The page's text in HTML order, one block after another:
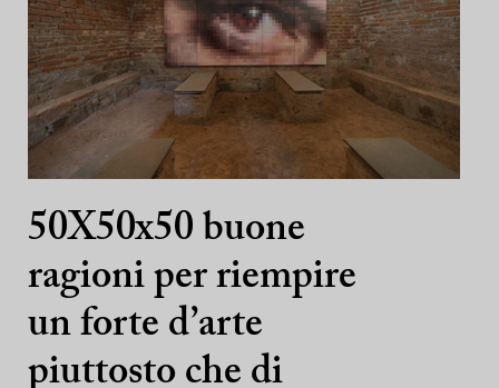
50X50x50 buone
ragioni per riempire
un forte d’arte
piuttosto che di